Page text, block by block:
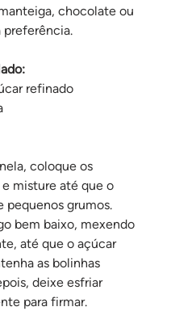
chocolate ou
preferência.
refinado
coloque os
misture até que o
pequenos grumos.
bem baixo, mexendo
até que o açúcar
as bolinhas
deixe esfriar
para firmar.